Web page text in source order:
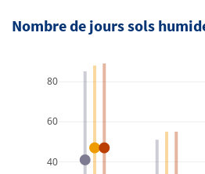
Nombre de jours sols
40
60
80